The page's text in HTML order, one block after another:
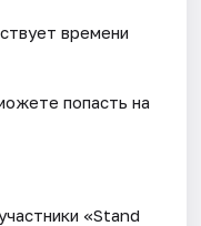
времени
попасть на
«Stand